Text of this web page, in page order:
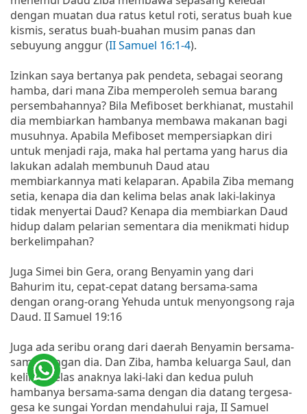
dengan muatan dua ratus ketul roti, seratus buah kue
kismis, seratus buah-buahan musim panas dan
sebuyung anggur (II Samuel 16:1-4).
Izinkan saya bertanya pak pendeta, sebagai seorang
hamba, dari mana Ziba memperoleh semua barang
persembahannya? Bila Mefiboset berkhianat, mustahil
dia membiarkan hambanya membawa makanan bagi
musuhnya. Apabila Mefiboset mempersiapkan diri
untuk menjadi raja, maka hal pertama yang harus dia
lakukan adalah membunuh Daud atau
membiarkannya mati kelaparan. Apabila Ziba memang
setia, kenapa dia dan kelima belas anak laki-lakinya
tidak menyertai Daud? Kenapa dia membiarkan Daud
hidup dalam pelarian sementara dia menikmati hidup
berkelimpahan?
Juga Simei bin Gera, orang Benyamin yang dari
Bahurim itu, cepat-cepat datang bersama-sama
dengan orang-orang Yehuda untuk menyongsong raja
Daud. II Samuel 19:16
Juga ada seribu orang dari daerah Benyamin bersama-
sama dengan dia. Dan Ziba, hamba keluarga Saul, dan
kelima belas anaknya laki-laki dan kedua puluh
hambanya bersama-sama dengan dia datang tergesa-
gesa ke sungai Yordan mendahului raja, II Samuel